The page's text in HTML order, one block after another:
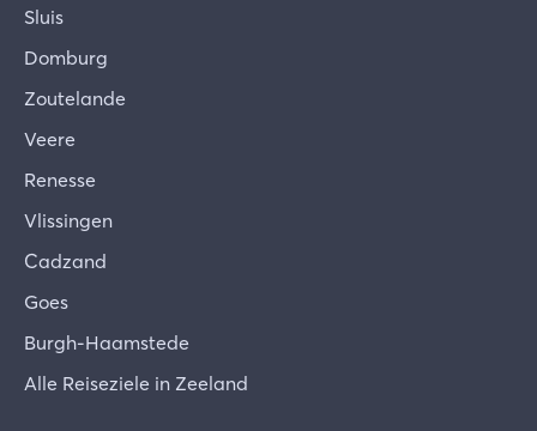
Sluis
Domburg
Zoutelande
Veere
Renesse
Vlissingen
Cadzand
Goes
Burgh-Haamstede
Alle Reiseziele in Zeeland